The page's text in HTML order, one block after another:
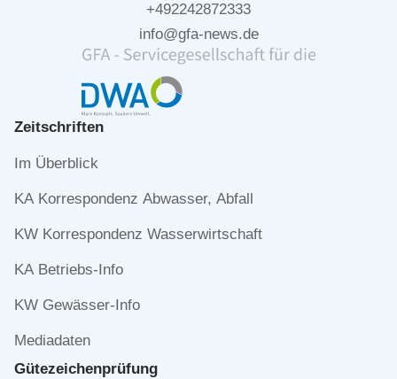
+492242872333
info@gfa-news.de
Zeitschriften
Navigation
Im Überblick
KA Korrespondenz Abwasser, Abfall
KW Korrespondenz Wasserwirtschaft
KA Betriebs-Info
KW Gewässer-Info
Mediadaten
Gütezeichen­prüfung